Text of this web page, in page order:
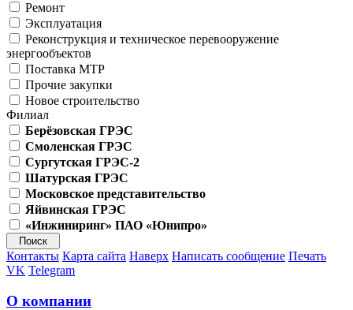
Ремонт
Эксплуатация
Реконструкция и техническое перевооружение
энергообъектов
Поставка МТР
Прочие закупки
Новое строительство
Филиал
Берёзовская ГРЭС
Смоленская ГРЭС
Сургутская ГРЭС-2
Шатурская ГРЭС
Московское представительство
Яйвинская ГРЭС
«Инжиниринг» ПАО «Юнипро»
Контакты Карта сайта Наверх Написать сообщение Печать
VK Telegram
О компании